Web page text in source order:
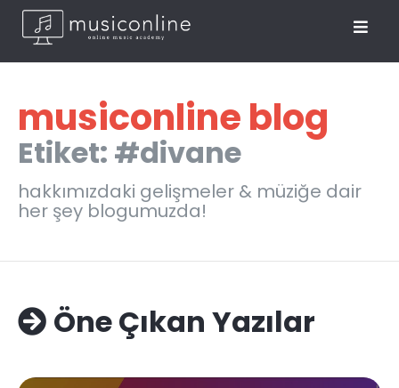
musiconline blog
Etiket: #divane
hakkımızdaki gelişmeler & müziğe dair
her şey blogumuzda!
Öne Çıkan Yazılar